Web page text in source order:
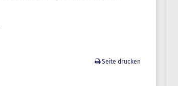
Seite drucken